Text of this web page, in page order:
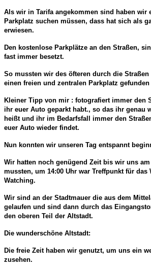
Als wir in Tarifa angekommen sind haben wir
Parkplatz suchen müssen, dass hat sich als
erwiesen.
Den kostenlose Parkplätze an den Straßen,
fast immer besetzt.
So mussten wir des öfteren durch die
einen freien und zentralen Parkplatz gefunden
Kleiner Tipp von mir : fotografiert immer den
ihr euer Auto geparkt habt., so das ihr genau
heißt und ihr im Bedarfsfall immer den
euer Auto wieder findet.
Nun konnten wir unseren Tag entspannt
Wir hatten noch genügend Zeit bis wir uns
mussten, um 14:00 Uhr war Treffpunkt für das
Watching.
Wir sind an der Stadtmauer die aus dem
gelaufen und sind dann durch das
den oberen Teil der Altstadt.
Die wunderschöne Altstadt:
Die freie Zeit haben wir genutzt, um uns ein
zusehen.